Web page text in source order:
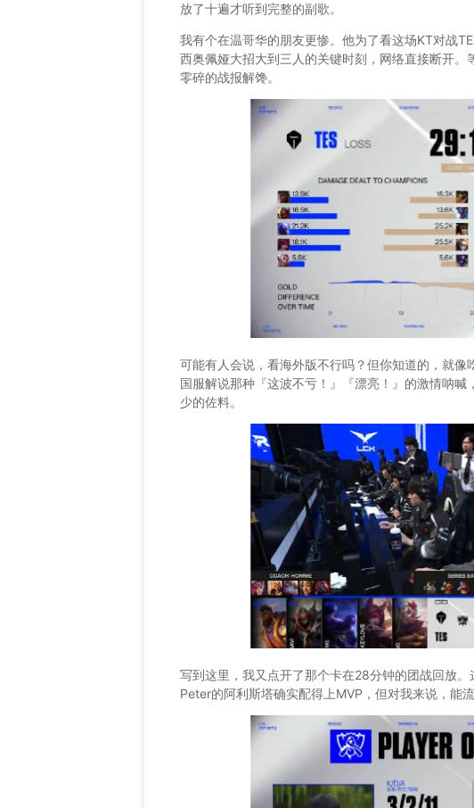
放了十遍才听到完整的副歌。
我有个在温哥华的朋友更惨。他为了看这场KT对战
西奥佩娅大招大到三人的关键时刻，网络直接断开
零碎的战报解馋。
可能有人会说，看海外版不行吗？但你知道的，就像
国服解说那种『这波不亏！』『漂亮！』的激情呐
少的佐料。
写到这里，我又点开了那个卡在28分钟的团战回放。
Peter的阿利斯塔确实配得上MVP，但对我来说，能